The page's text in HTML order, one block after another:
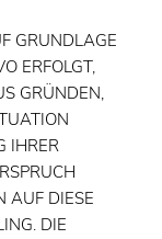
GRUNDLAGE
ERFOLGT,
GRÜNDEN,
IHRER
AUF DIESE
DIE